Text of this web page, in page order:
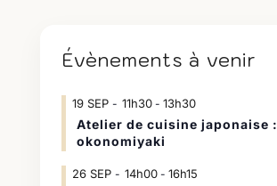
Évènements à venir
19 SEP 11h30- 13h30
Atelier de cuisine japonaise :
okonomiyaki
26 SEP 14h00- 16h15